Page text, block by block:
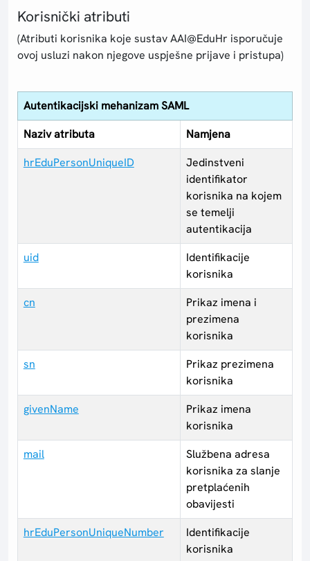
Korisnički atributi
(Atributi korisnika koje sustav AAI@EduHr isporučuje
ovoj usluzi nakon njegove uspješne prijave i pristupa)
Autentikacijski mehanizam SAML
Naziv atributa
Namjena
hrEduPersonUniqueID
Jedinstveni
identifikator
korisnika na kojem
se temelji
autentikacija
uid
Identifikacije
korisnika
cn
Prikaz imena i
prezimena
korisnika
sn
Prikaz prezimena
korisnika
givenName
Prikaz imena
korisnika
mail
Službena adresa
korisnika za slanje
pretplaćenih
obavijesti
hrEduPersonUniqueNumber
Identifikacije
korisnika